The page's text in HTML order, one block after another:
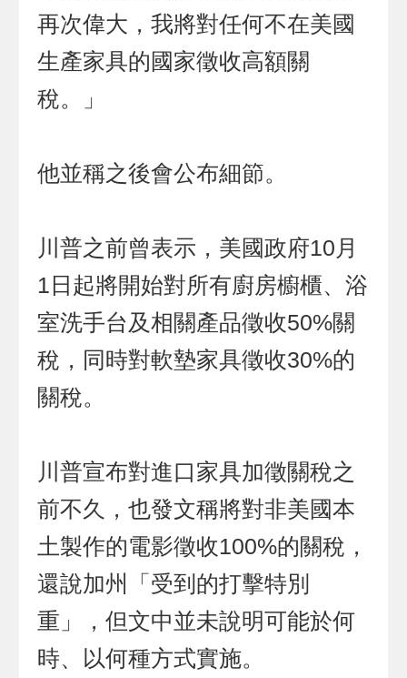
再次偉大，我將對任何不在美國
生產家具的國家徵收高額關
稅。」
他並稱之後會公布細節。
川普之前曾表示，美國政府10月
1日起將開始對所有廚房櫥櫃、浴
室洗手台及相關產品徵收50%關
稅，同時對軟墊家具徵收30%的
關稅。
川普宣布對進口家具加徵關稅之
前不久，也發文稱將對非美國本
土製作的電影徵收100%的關稅，
還說加州「受到的打擊特別
重」，但文中並未說明可能於何
時、以何種方式實施。